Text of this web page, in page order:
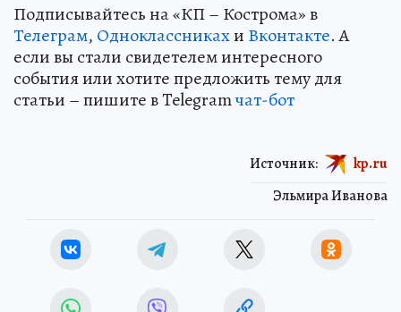
Подписывайтесь на «КП – Кострома» в
Телеграм, Одноклассникахи Вконтакте. А
если вы стали свидетелем интересного
события или хотите предложить тему для
статьи – пишите в Telegramчат-бот
Эльмира Иванова
Источник: kp.ru